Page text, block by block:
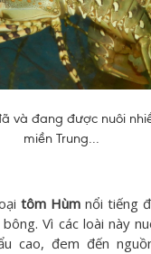
và đang được nuôi
miền Trung...
tôm Hùmnổi tiếng
Vì các loài này
cao, đem đến